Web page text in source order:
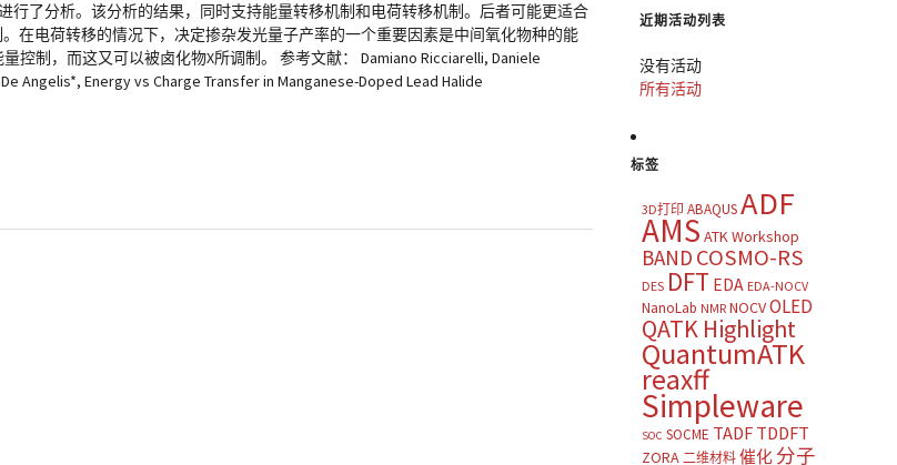
了分析。该分析的结果，同时支持能量转移机制和电荷转移机制。后者可能更适合
在电荷转移的情况下，决定掺杂发光量子产率的一个重要因素是中间氧化物种的能
制，而这又可以被卤化物X所调制。 参考文献： Damiano Ricciarelli, Daniele
Angelis*, Energy vs Charge Transfer in Manganese-Doped Lead Halide
近期活动列表
没有活动
所有活动
标签
3D打印 ABAQUSADF
AMS ATK Workshop
BAND COSMO-RS
DES DFT EDA EDA-NOCV
NanoLab NMR NOCVOLED
QATK Highlight
QuantumATK
reaxff
Simpleware
SOC SOCME TADF TDDFT
ZORA 二维材料 催化 分子